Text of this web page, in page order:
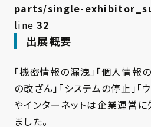
parts/single-
line32
出展概要
「機密情報の漏洩」「個人情報
の改ざん」「システムの停止」「
やインターネットは企業運営
ました。